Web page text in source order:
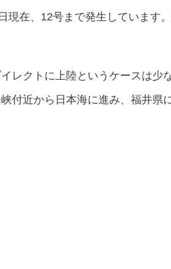
在、12号まで発生しています
レクトに上陸というケースは少
付近から日本海に進み、福井県